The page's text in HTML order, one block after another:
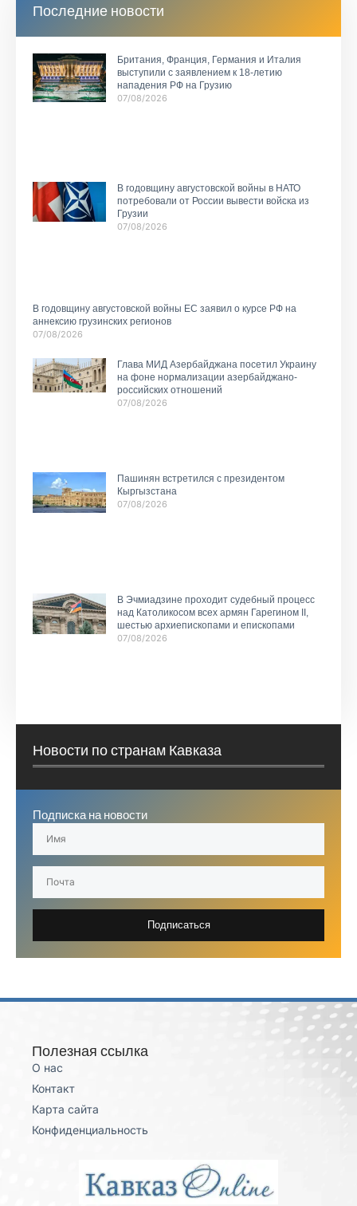
Последние новости
Британия, Франция, Германия и Италия
выступили с заявлением к 18-летию
нападения РФ на Грузию
07/08/2026
В годовщину августовской войны в НАТО
потребовали от России вывести войска из
Грузии
07/08/2026
В годовщину августовской войны ЕС заявил о курсе РФ на
аннексию грузинских регионов
07/08/2026
Глава МИД Азербайджана посетил Украину
на фоне нормализации азербайджано-
российских отношений
07/08/2026
Пашинян встретился с президентом
Кыргызстана
07/08/2026
В Эчмиадзине проходит судебный процесс
над Католикосом всех армян Гарегином II,
шестью архиепископами и епископами
07/08/2026
Новости по странам Кавказа
Подписка на новости
Подписаться
Полезная ссылка
О нас
Контакт
Карта сайта
Конфиденциальность